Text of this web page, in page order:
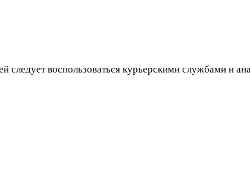
следует воспользоваться курьерскими службами и